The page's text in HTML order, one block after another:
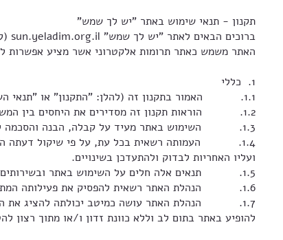
תקנון - תנאי שימוש באתר "יש לך שמש"
ברוכים הבאים לאתר "יש לך שמש" sun.yeladim.org.il (להלן: "האתר"). האתר מופעל ע"י עמותת ילדים בסיכוי, ח.פ 580109254 (להלן: "הנהלת האתר" או "העמותה").
האתר משמש כאתר תרומות אלקטרוני אשר מציע אפשרות
1. כללי
1.1. האמור בתקנון זה (להלן: "התקנון" או "תנאי השימוש") מתייחס באופן שווה לבני שני המינים, והשימוש בלשון זכר הוא מטעמי נוחות בלבד.
1.2. הוראות תקנון זה מסדירים את היחסים בין המשתמש לבין העמותה ויחולו על שימוש שיעשה על-ידי המשתמש באתר, לרבות מתן תרומה ושימוש במידע ובתכנים הכלולים בו.
1.3. השימוש באתר מעיד על קבלה, הבנה והסכמה לתנאי השימוש. משתמשי האתר מתבקשים, אפוא, לקרוא אותם בקפידה.
1.4. העמותה רשאית בכל עת, על פי שיקול דעתה
ועליו האחריות לבדוק ולהתעדכן בשינויים.
1.5. תנאים אלה חלים על השימוש באתר ובשירותים הכלולים בו באמצעות כל מחשב או מכשיר תקשורת אחר, בין באמצעות רשת האינטרנט ובין באמצעות כל רשת או אמצעי תקשורת אחר.
1.6. הנהלת האתר רשאית להפסיק את פעילותה המתבצעת באתר, כולה או חלקה, באופן זמני או קבוע, בכל עת. כל זאת, כפוף לשיקול דעתה הבלעדי של הנהלת האתר.
1.7. הנהלת האתר עושה כמיטב יכולתה להציג את המידע השלם והמקיף ביותר לגבי המוצר לרבות תמונות. חרף האמור בסעיף זה יובהר, כי עלולים
להופיע באתר בתום לב וללא כוונת זדון ו/או מתוך רצון